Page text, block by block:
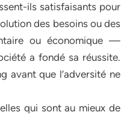
ils satisfaisants pour
des besoins ou des
ou économique —
a fondé sa réussite.
avant que l’adversité ne
qui sont au mieux de